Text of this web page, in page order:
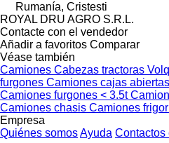
Rumanía, Cristesti
ROYAL DRU AGRO S.R.L.
Contacte con el vendedor
Añadir a favoritos Comparar
Véase también
Camiones Cabezas tractoras
furgones Camiones cajas abiertas
Camiones furgones < 3.5t
Camiones chasis Camiones
Empresa
Quiénes somosAyuda Contactos